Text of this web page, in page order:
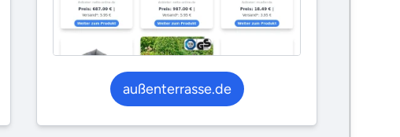
außenterrasse.de